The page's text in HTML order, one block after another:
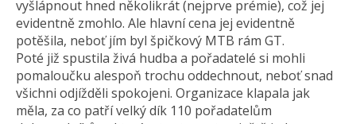
vyšlápnout hned několikrát (nejprve prémie), což jej
evidentně zmohlo. Ale hlavní cena jej evidentně
potěšila, neboť jím byl špičkový MTB rám GT.
Poté již spustila živá hudba a pořadatelé si mohli
pomaloučku alespoň trochu oddechnout, neboť snad
všichni odjížděli spokojeni. Organizace klapala jak
měla, za co patří velký dík 110 pořadatelům